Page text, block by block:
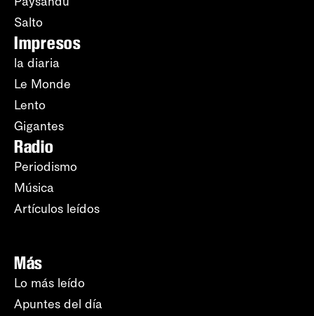
Salto
Impresos
la diaria
Le Monde
Lento
Gigantes
Radio
Periodismo
Música
Artículos leídos
Más
Lo más leído
Apuntes del día